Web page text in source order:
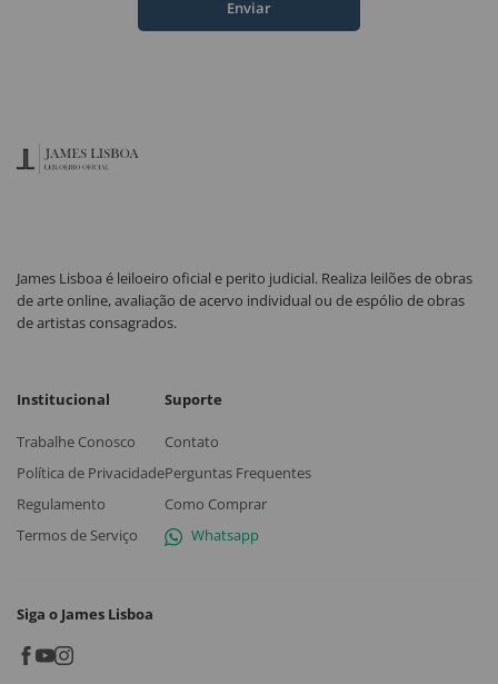
Enviar
James Lisboa é leiloeiro oficial e perito judicial. Realiza leilões de obras
de arte online, avaliação de acervo individual ou de espólio de obras
de artistas consagrados.
Institucional
Trabalhe Conosco
Política de Privacidade
Regulamento
Termos de Serviço
Suporte
Contato
Perguntas Frequentes
Como Comprar
Whatsapp
Siga o James Lisboa